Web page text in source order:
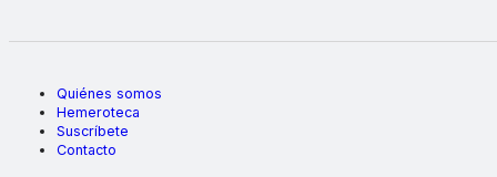
Quiénes somos
Hemeroteca
Suscríbete
Contacto